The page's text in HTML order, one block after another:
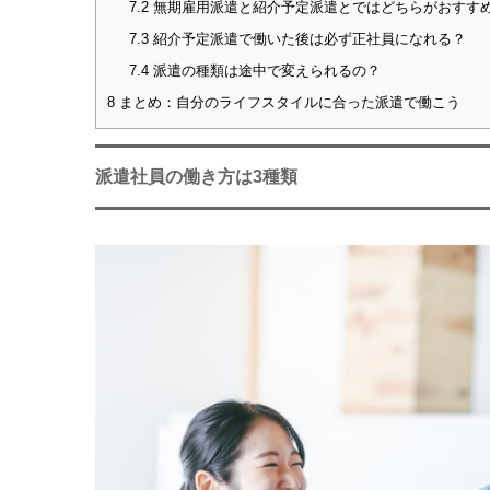
7.2無期雇用派遣と紹介予定派遣とではどちらがおすす
7.3紹介予定派遣で働いた後は必ず正社員になれる？
7.4派遣の種類は途中で変えられるの？
8 まとめ：自分のライフスタイルに合った派遣で働こう
派遣社員の働き方は3種類